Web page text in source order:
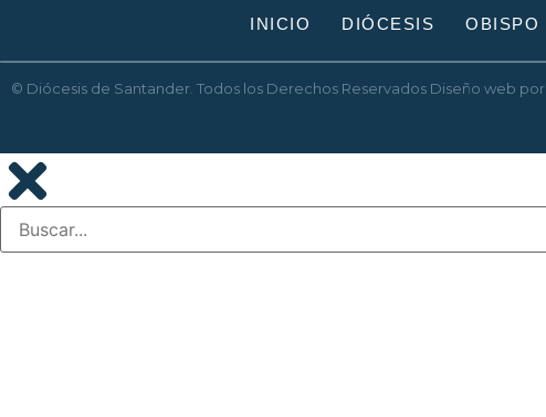
INICIO DIÓCESIS OBISPO
© Diócesis de Santander. Todos los Derechos Reservados Diseño web por